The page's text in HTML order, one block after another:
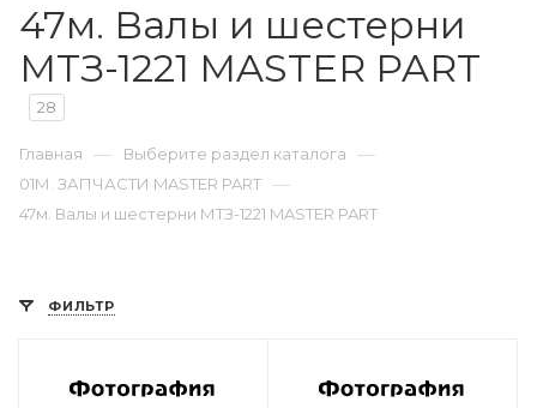
47м. Валы и шестерни
МТЗ-1221 MASTER PART
28
Главная — Выберите раздел каталога —
01М. ЗАПЧАСТИ MASTER PART —
47м. Валы и шестерни МТЗ-1221 MASTER PART
ФИЛЬТР